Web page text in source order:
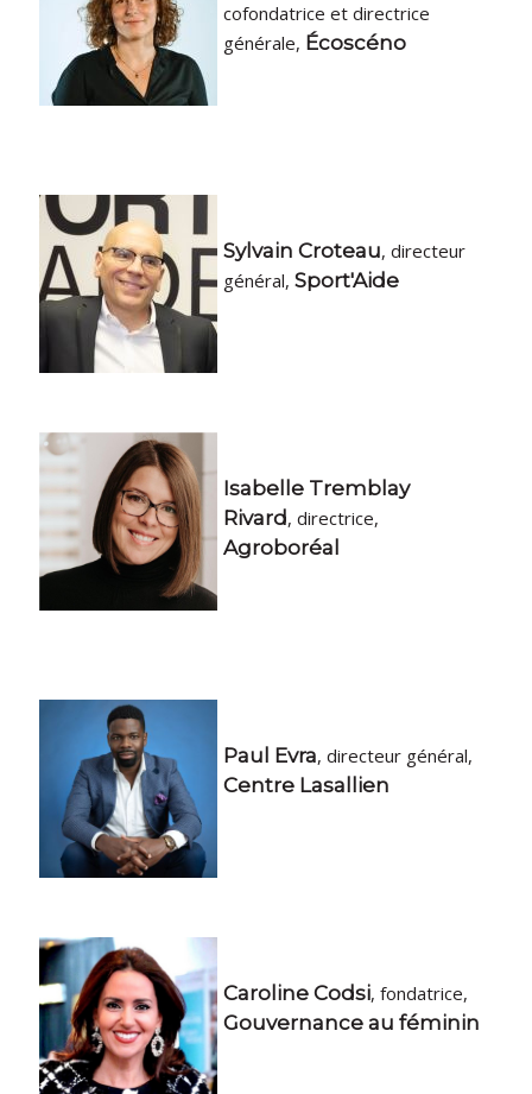
cofondatrice et directrice
générale, Écoscéno
Sylvain Croteau, directeur
général,Sport'Aide
Isabelle Tremblay
Rivard, directrice,
Agroboréal
Paul Evra, directeur général,
Centre Lasallien
Caroline Codsi, fondatrice,
Gouvernance au féminin